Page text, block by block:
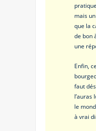
mais
que la
de bon
une
Enfin,
faut
l’auras
le
à vrai